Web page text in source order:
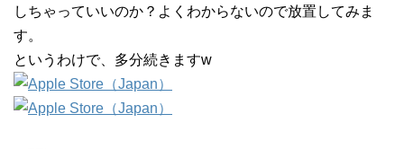
しちゃっていいのか？よくわからないので放置してみま
す。
というわけで、多分続きますw